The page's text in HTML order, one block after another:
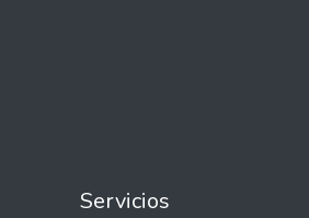
Servicios